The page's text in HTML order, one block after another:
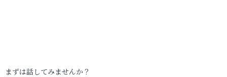
まずは話してみませんか？